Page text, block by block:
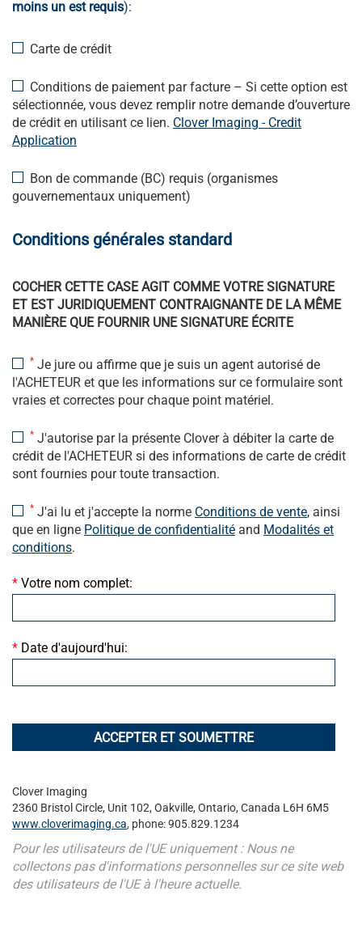
moins un est requis):
Carte de crédit
Conditions de paiement par facture – Si cette option est
sélectionnée, vous devez remplir notre demande d’ouverture
de crédit en utilisant ce lien. Clover Imaging - Credit
Application
Bon de commande (BC) requis (organismes
gouvernementaux uniquement)
Conditions générales standard
COCHER CETTE CASE AGIT COMME VOTRE SIGNATURE
ET EST JURIDIQUEMENT CONTRAIGNANTE DE LA MÊME
MANIÈRE QUE FOURNIR UNE SIGNATURE ÉCRITE
* Je jure ou affirme que je suis un agent autorisé de
l'ACHETEUR et que les informations sur ce formulaire sont
vraies et correctes pour chaque point matériel.
* J'autorise par la présente Clover à débiter la carte de
crédit de l'ACHETEUR si des informations de carte de crédit
sont fournies pour toute transaction.
* J'ai lu et j'accepte la norme Conditions de vente, ainsi
que en ligne Politique de confidentialité and Modalités et
conditions.
* Votre nom complet:
* Date d'aujourd'hui:
Clover Imaging
2360 Bristol Circle, Unit 102, Oakville, Ontario, Canada L6H 6M5
www.cloverimaging.ca, phone: 905.829.1234
Pour les utilisateurs de l'UE uniquement : Nous ne
collectons pas d'informations personnelles sur ce site web
des utilisateurs de l'UE à l'heure actuelle.